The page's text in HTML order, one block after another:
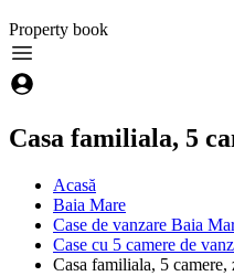
Property book
Casa familiala, 5
Acasă
Baia Mare
Case de vanzare Baia
Case cu 5 camere de
Casa familiala, 5